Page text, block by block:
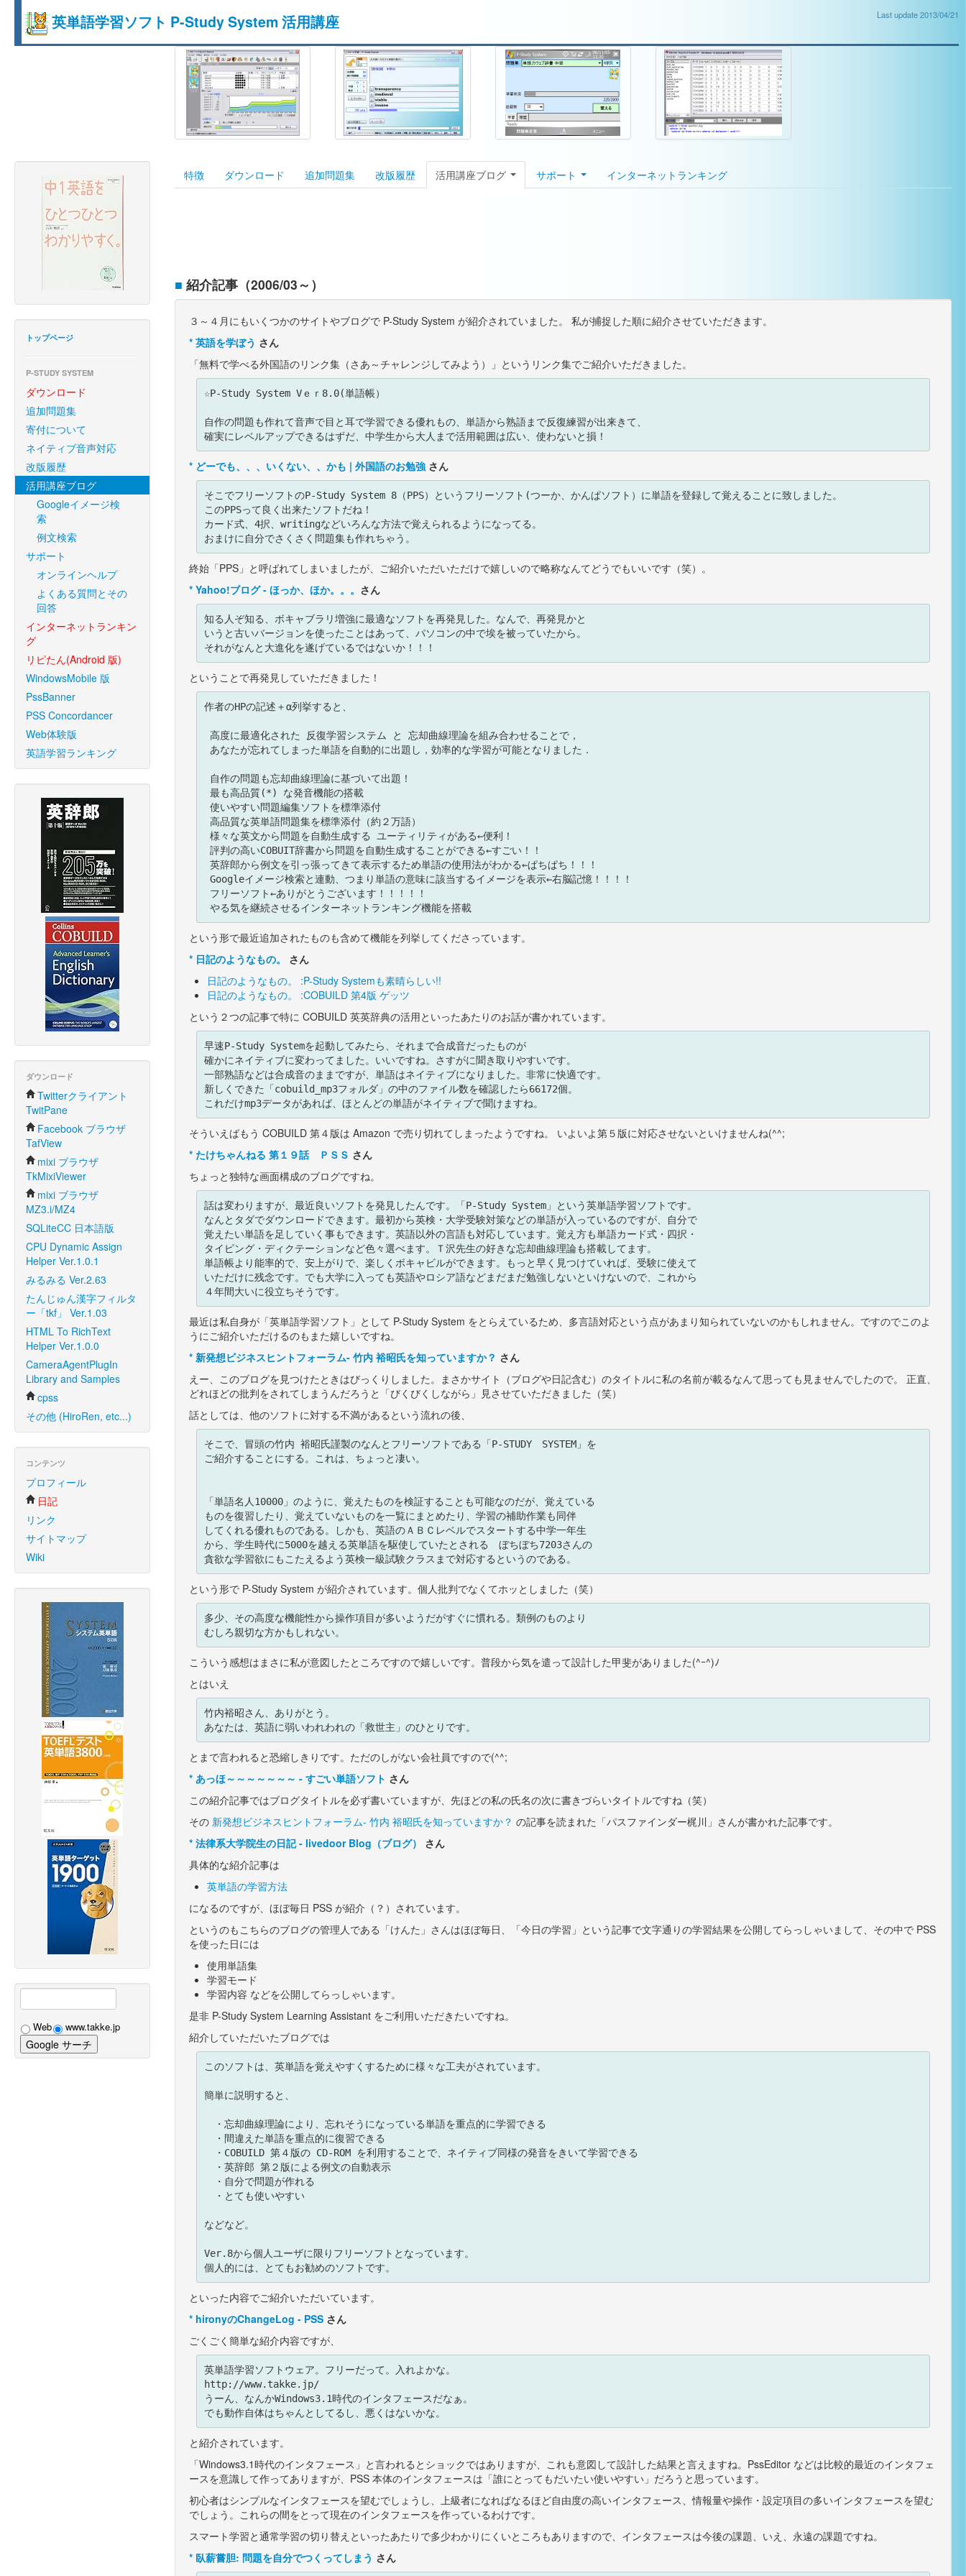
英単語学習ソフト P-Study System 活用講座 Last update 2013/04/21
トップページ
P-STUDY SYSTEM
ダウンロード
追加問題集
寄付について
ネイティブ音声対応
改版履歴
活用講座ブログ
Googleイメージ検
索
例文検索
サポート
オンラインヘルプ
よくある質問とその
回答
インターネットランキン
グ
リピたん(Android 版)
WindowsMobile 版
PssBanner
PSS Concordancer
Web体験版
英語学習ランキング
ダウンロード
Twitterクライアント
TwitPane
Facebook ブラウザ
TafView
mixi ブラウザ
TkMixiViewer
mixi ブラウザ
MZ3.i/MZ4
SQLiteCC 日本語版
CPU Dynamic Assign
Helper Ver.1.0.1
みるみる Ver.2.63
たんじゅん漢字フィルタ
ー「tkf」 Ver.1.03
HTML To RichText
Helper Ver.1.0.0
CameraAgentPlugIn
Library and Samples
cpss
その他 (HiroRen, etc...)
コンテンツ
プロフィール
日記
リンク
サイトマップ
Wiki
Web www.takke.jp
特徴 ダウンロード 追加問題集 改版履歴 活用講座ブログ サポート インターネットランキング
■ 紹介記事（2006/03～）
３～４月にもいくつかのサイトやブログで P-Study System が紹介されていました。 私が捕捉した順に紹介させていただきます。
* 英語を学ぼう さん
「無料で学べる外国語のリンク集（さあ～チャレンジしてみよう）」というリンク集でご紹介いただきました。
☆P-Study System Vｅｒ8.0(単語帳）
自作の問題も作れて音声で目と耳で学習できる優れもの、単語から熟語まで反復練習が出来きて、
* どーでも、、、いくない、、かも | 外国語のお勉強さん
そこでフリーソフトのP-Study System 8（PPS）というフリーソフト(つーか、かんぱソフト）に単語を登録して覚えることに致しました。
このPPSって良く出来たソフトだね！
カード式、4択、writingなどいろんな方法で覚えられるようになってる。
終始「PPS」と呼ばれてしまいましたが、ご紹介いただいただけで嬉しいので略称なんてどうでもいいです（笑）。
* Yahoo!ブログ - ほっか、ほか。。。 さん
知る人ぞ知る、ボキャブラリ増強に最適なソフトを再発見した。なんで、再発見かと
いうと古いバージョンを使ったことはあって、パソコンの中で埃を被っていたから。
ということで再発見していただきました！
作者のHPの記述＋α列挙すると、
という形で最近追加されたものも含めて機能を列挙してくださっています。
* 日記のようなもの。
さん
日記のようなもの。 :P-Study Systemも素晴らしい!!
日記のようなもの。 :COBUILD 第4版 ゲッツ
という２つの記事で特に COBUILD 英英辞典の活用といったあたりのお話が書かれています。
早速P-Study Systemを起動してみたら、それまで合成音だったものが
確かにネイティブに変わってました。いいですね。さすがに聞き取りやすいです。
一部熟語などは合成音のままですが、単語はネイティブになりました。非常に快適です。
新しくできた「cobuild_mp3フォルダ」の中のファイル数を確認したら66172個。
そういえばもう COBUILD 第４版は Amazon で売り切れてしまったようですね。 いよいよ第５版に対応させないといけませんね(^^;
* たけちゃんねる 第１９話 ＰＳＳ さん
ちょっと独特な画面構成のブログですね。
話は変わりますが、最近良いソフトを発見したんです。「P-Study System」という英単語学習ソフトです。
なんとタダでダウンロードできます。最初から英検・大学受験対策などの単語が入っているのですが、自分で
覚えたい単語を足していく事もできます。英語以外の言語も対応しています。覚え方も単語カード式・四択・
タイピング・ディクテーションなど色々選べます。Ｔ沢先生の好きな忘却曲線理論も搭載してます。
単語帳より能率的で、安上がりで、楽しくボキャビルができます。もっと早く見つけていれば、受験に使えて
いただけに残念です。でも大学に入っても英語やロシア語などまだまだ勉強しないといけないので、これから
最近は私自身が「英単語学習ソフト」として P-Study System をとらえているため、多言語対応という点があまり知られていないのかもしれません。ですのでこのよ
うにご紹介いただけるのもまた嬉しいですね。
* 新発想ビジネスヒントフォーラム- 竹内 裕昭氏を知っていますか？ さん
えー、このブログを見つけたときはびっくりしました。まさかサイト（ブログや日記含む）のタイトルに私の名前が載るなんて思っても見ませんでしたので。 正直、
どれほどの批判をされてしまうんだろうと「びくびくしながら」見させていただきました（笑）
話としては、他のソフトに対する不満があるという流れの後、
そこで、冒頭の竹内 裕昭氏謹製のなんとフリーソフトである「P-STUDY　SYSTEM」を
ご紹介することにする。これは、ちょっと凄い。
「単語名人10000」のように、覚えたものを検証することも可能なのだが、覚えている
ものを復習したり、覚えていないものを一覧にまとめたり、学習の補助作業も同伴
してくれる優れものである。しかも、英語のＡＢＣレベルでスタートする中学一年生
から、学生時代に5000を越える英単語を駆使していたとされる　ぼちぼち7203さんの
という形で P-Study System が紹介されています。個人批判でなくてホッとしました（笑）
多少、その高度な機能性から操作項目が多いようだがすぐに慣れる。類例のものより
こういう感想はまさに私が意図したところですので嬉しいです。普段から気を遣って設計した甲斐がありました(^ｰ^)ﾉ
とはいえ
竹内裕昭さん、ありがとう。
とまで言われると恐縮しきりです。ただのしがない会社員ですので(^^;
* あっほ～～～～～～～ - すごい単語ソフト さん
この紹介記事ではブログタイトルを必ず書いていますが、先ほどの私の氏名の次に書きづらいタイトルですね（笑）
その 新発想ビジネスヒントフォーラム- 竹内 裕昭氏を知っていますか？ の記事を読まれた「パスファインダー梶川」さんが書かれた記事です。
* 法律系大学院生の日記 - livedoor Blog（ブログ）
さん
具体的な紹介記事は
英単語の学習方法
になるのですが、ほぼ毎日 PSS が紹介（？）されています。
というのもこちらのブログの管理人である「けんた」さんはほぼ毎日、「今日の学習」という記事で文字通りの学習結果を公開してらっしゃいまして、その中で PSS
を使った日には
使用単語集
学習モード
学習内容 などを公開してらっしゃいます。
是非 P-Study System Learning Assistant をご利用いただきたいですね。
紹介していただいたブログでは
このソフトは、英単語を覚えやすくするために様々な工夫がされています。
簡単に説明すると、
・忘却曲線理論により、忘れそうになっている単語を重点的に学習できる
・間違えた単語を重点的に復習できる
・COBUILD 第４版の CD-ROM を利用することで、ネイティブ同様の発音をきいて学習できる
・英辞郎 第２版による例文の自動表示
・自分で問題が作れる
・とても使いやすい
などなど。
Ver.8から個人ユーザに限りフリーソフトとなっています。
といった内容でご紹介いただいています。
* hironyのChangeLog - PSSさん
ごくごく簡単な紹介内容ですが、
英単語学習ソフトウェア。フリーだって。入れよかな。
http://www.takke.jp/
うーん、なんかWindows3.1時代のインタフェースだなぁ。
と紹介されています。
「Windows3.1時代のインタフェース」と言われるとショックではありますが、これも意図して設計した結果と言えますね。PssEditor などは比較的最近のインタフェ
ースを意識して作ってありますが、PSS 本体のインタフェースは「誰にとってもだいたい使いやすい」だろうと思っています。
初心者はシンプルなインタフェースを望むでしょうし、上級者になればなるほど自由度の高いインタフェース、情報量や操作・設定項目の多いインタフェースを望む
でしょう。これらの間をとって現在のインタフェースを作っているわけです。
スマート学習と通常学習の切り替えといったあたりで多少わかりにくいところもありますので、インタフェースは今後の課題、いえ、永遠の課題ですね。
* 臥薪嘗胆: 問題を自分でつくってしまう さん